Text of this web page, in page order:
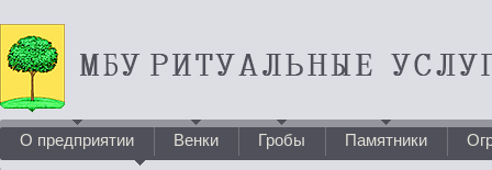
О предприятии Венки Гробы Памятники